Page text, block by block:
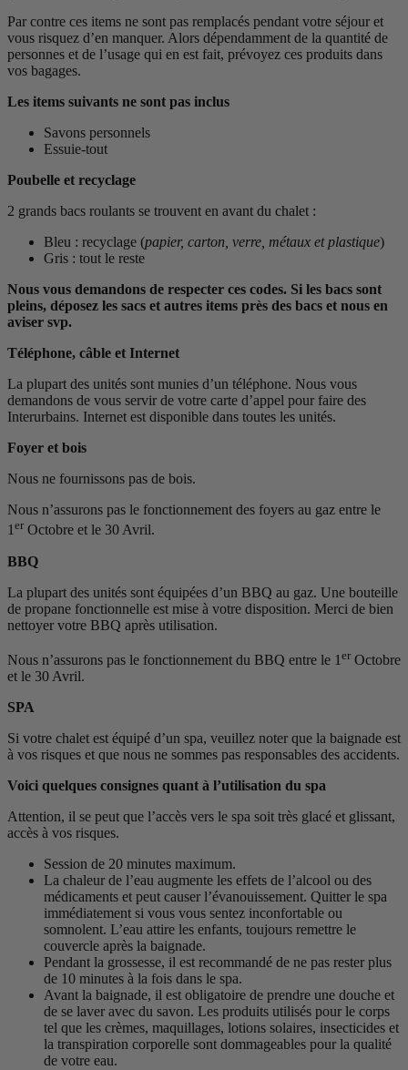
Par contre ces items ne sont pas remplacés pendant votre séjour et
vous risquez d’en manquer. Alors dépendamment de la quantité de
personnes et de l’usage qui en est fait, prévoyez ces produits dans
vos bagages.
Les items suivants ne sont pas inclus
Savons personnels
Essuie-tout
Poubelle et recyclage
2 grands bacs roulants se trouvent en avant du chalet :
Bleu : recyclage (papier, carton, verre, métaux et plastique)
Gris : tout le reste
Nous vous demandons de respecter ces codes. Si les bacs sont
pleins, déposez les sacs et autres items près des bacs et nous en
aviser svp.
Téléphone, câble et Internet
La plupart des unités sont munies d’un téléphone. Nous vous
demandons de vous servir de votre carte d’appel pour faire des
Interurbains. Internet est disponible dans toutes les unités.
Foyer et bois
Nous ne fournissons pas de bois.
Nous n’assurons pas le fonctionnement des foyers au gaz entre le
1er Octobre et le 30 Avril.
BBQ
La plupart des unités sont équipées d’un BBQ au gaz. Une bouteille
de propane fonctionnelle est mise à votre disposition. Merci de bien
nettoyer votre BBQ après utilisation.
Nous n’assurons pas le fonctionnement du BBQ entre le 1 er Octobre
et le 30 Avril.
SPA
Si votre chalet est équipé d’un spa, veuillez noter que la baignade est
à vos risques et que nous ne sommes pas responsables des accidents.
Voici quelques consignes quant à l’utilisation du spa
Attention, il se peut que l’accès vers le spa soit très glacé et glissant,
accès à vos risques.
Session de 20 minutes maximum.
La chaleur de l’eau augmente les effets de l’alcool ou des
médicaments et peut causer l’évanouissement. Quitter le spa
immédiatement si vous vous sentez inconfortable ou
somnolent. L’eau attire les enfants, toujours remettre le
couvercle après la baignade.
Pendant la grossesse, il est recommandé de ne pas rester plus
de 10 minutes à la fois dans le spa.
Avant la baignade, il est obligatoire de prendre une douche et
de se laver avec du savon. Les produits utilisés pour le corps
tel que les crèmes, maquillages, lotions solaires, insecticides et
la transpiration corporelle sont dommageables pour la qualité
de votre eau.